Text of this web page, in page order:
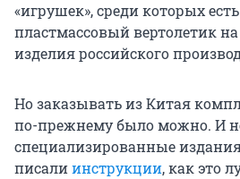
«игрушек», среди которых
пластмассовый вертолетик
изделия российского
Но заказывать из Китая
по-прежнему было можно. И
специализированные
писалиинструкции, как это